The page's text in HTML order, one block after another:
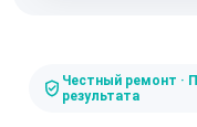
Честный ремонт ·
результата